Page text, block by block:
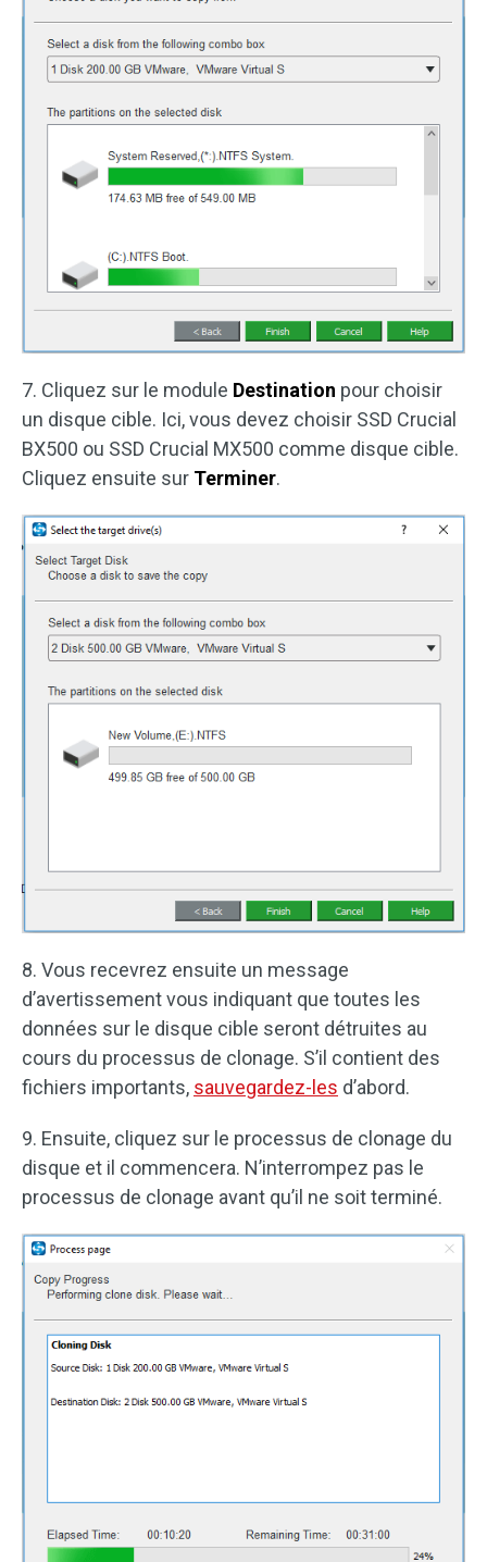
7. Cliquez sur le module Destination pour choisir
un disque cible. Ici, vous devez choisir SSD Crucial
BX500 ou SSD Crucial MX500 comme disque cible.
Cliquez ensuite sur Terminer.
8. Vous recevrez ensuite un message
d’avertissement vous indiquant que toutes les
données sur le disque cible seront détruites au
cours du processus de clonage. S’il contient des
fichiers importants, sauvegardez-les d’abord.
9. Ensuite, cliquez sur le processus de clonage du
disque et il commencera. N’interrompez pas le
processus de clonage avant qu’il ne soit terminé.